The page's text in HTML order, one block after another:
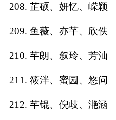
208. 芷硕、妍忆、嵘颖
209. 鱼薇、亦芊、欣佚
210. 芊朗、叙玲、芳汕
211. 筱泮、蜜园、悠问
212. 芊锟、倪歧、滟涵